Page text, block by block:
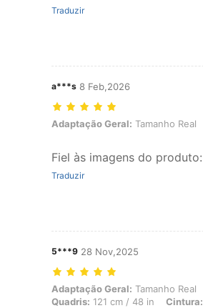
Traduzir
a***s 8 Feb,2026
Adaptação Geral: Tamanho Real,
Adaptação Geral: Tamanho Real
Fiel às imagens do produto:
Traduzir
5***9 28 Nov,2025
Adaptação Geral: Tamanho Real,
Adaptação Geral: Tamanho Real
Quadris: 121 cm / 48 in Cintura: